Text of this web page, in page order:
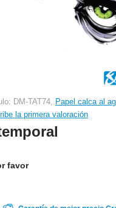
DM-TAT74, Papel calca al
la primera valoración
favor